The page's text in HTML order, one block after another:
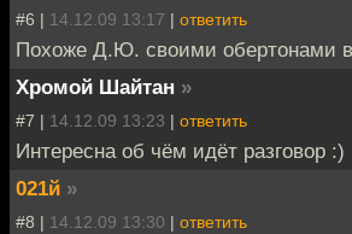
#6 | 14.12.09 13:17 | ответить
Похоже Д.Ю. своими обертонами
Хромой Шайтан »
#7 | 14.12.09 13:23 | ответить
Интересна об чём идёт разговор :)
021й »
#8 | 14.12.09 13:30 | ответить